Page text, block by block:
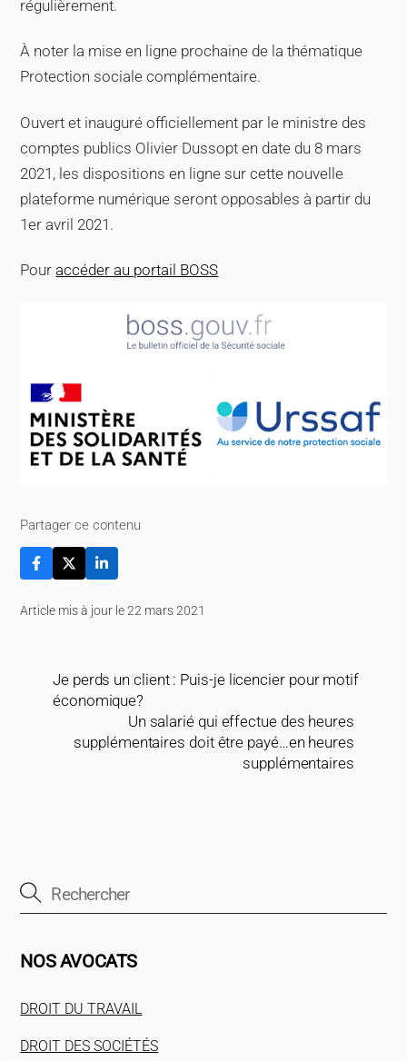
régulièrement.
À noter la mise en ligne prochaine de la thématique
Protection sociale complémentaire.
Ouvert et inauguré officiellement par le ministre des
comptes publics Olivier Dussopt en date du 8 mars
2021, les dispositions en ligne sur cette nouvelle
plateforme numérique seront opposables à partir du
1er avril 2021.
Pouraccéder au portail BOSS
Partager ce contenu
Article mis à jour le 22 mars 2021
Je perds un client : Puis-je licencier pour motif
économique?
Un salarié qui effectue des heures
supplémentaires doit être payé…en heures
supplémentaires
NOS AVOCATS
DROIT DU TRAVAIL
DROIT DES SOCIÉTÉS